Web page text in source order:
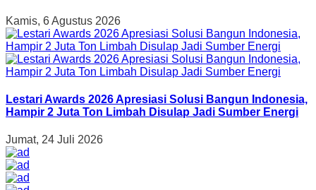
Kamis, 6 Agustus 2026
Lestari Awards 2026 Apresiasi Solusi Bangun Indonesia,
Hampir 2 Juta Ton Limbah Disulap Jadi Sumber Energi
Jumat, 24 Juli 2026